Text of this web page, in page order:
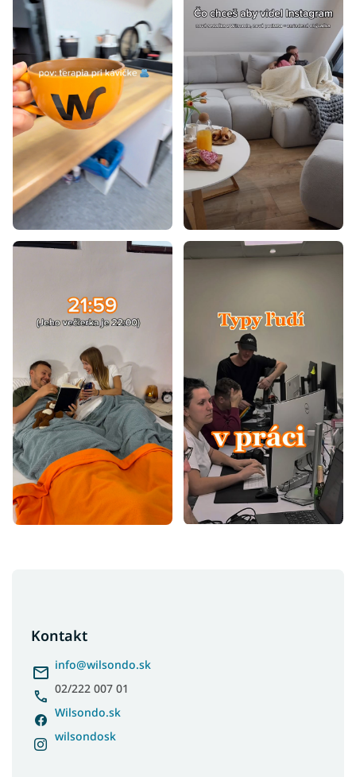
Kontakt
info@wilsondo.sk
02/222 007 01
Wilsondo.sk
wilsondosk